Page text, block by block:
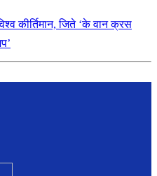
कीर्तिमान, जिते ‘के वान क्रस